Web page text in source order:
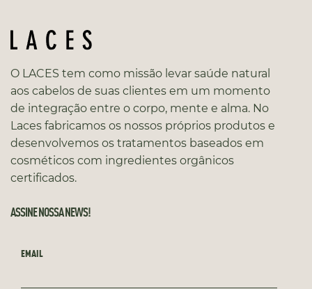
O LACES tem como missão levar saúde natural
aos cabelos de suas clientes em um momento
de integração entre o corpo, mente e alma. No
Laces fabricamos os nossos próprios produtos e
desenvolvemos os tratamentos baseados em
cosméticos com ingredientes orgânicos
certificados.
ASSINE NOSSA NEWS!
EMAIL